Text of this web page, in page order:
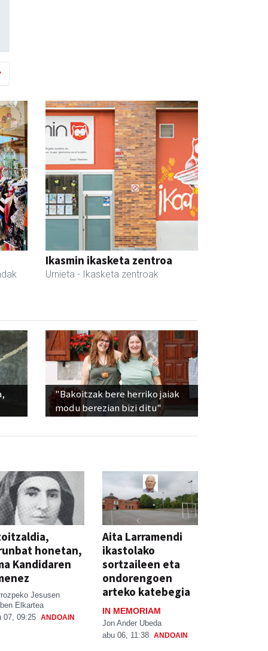
Ikasmin ikasketa zentroa
Urnieta - Ikasketa zentroak
"Bakoitzak bere herriko jaiak
modu berezian bizi ditu"
honetan,
Kandidaren
Jesusen
Elkartea
07, 09:25 ANDOAIN
Aita Larramendi
ikastolako
sortzaileen eta
ondorengoen
arteko katebegia
IN MEMORIAM
Jon Ander Ubeda
abu 06, 11:38 ANDOAIN